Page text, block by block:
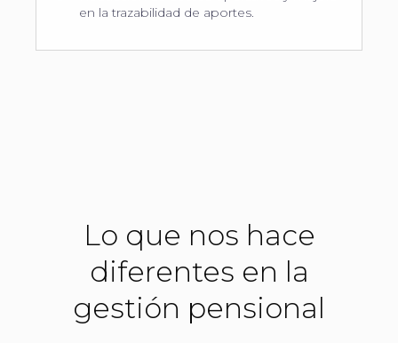
en la trazabilidad de aportes.
Lo que nos hace
diferentes en la
gestión pensional